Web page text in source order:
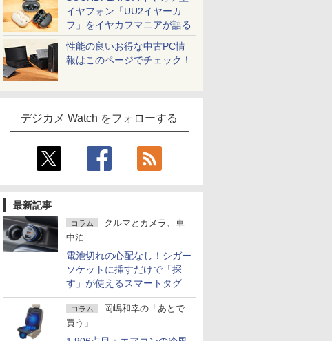
イヤフォン「UU2イヤーカ
フ」をイヤカフマニアが語る
性能の良いお得な中古PC情
報はこのページでチェック！
デジカメ Watch をフォローする
最新記事
コラム
クルマとカメラ、車
中泊
電池切れの心配なし！シガー
ソケットに挿すだけで「探
す」が使えるスマートタグ
コラム
岡嶋和幸の「あとで
買う」